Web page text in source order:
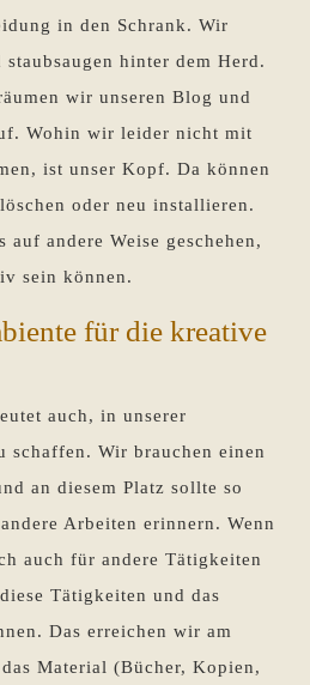
in den Schrank. Wir
hinter dem Herd.
wir unseren Blog und
Wohin wir leider nicht mit
ist unser Kopf. Da können
oder neu installieren.
andere Weise geschehen,
sein können.
für die kreative
auch, in unserer
schaffen. Wir brauchen einen
an diesem Platz sollte so
Arbeiten erinnern. Wenn
auch für andere Tätigkeiten
Tätigkeiten und das
Das erreichen wir am
Material (Bücher, Kopien,